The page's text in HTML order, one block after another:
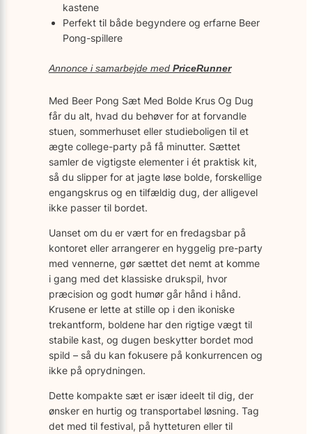
kastene
Perfekt til både begyndere og erfarne Beer
Pong-spillere
Annonce i samarbejde med PriceRunner
Med Beer Pong Sæt Med Bolde Krus Og Dug
får du alt, hvad du behøver for at forvandle
stuen, sommerhuset eller studieboligen til et
ægte college-party på få minutter. Sættet
samler de vigtigste elementer i ét praktisk kit,
så du slipper for at jagte løse bolde, forskellige
engangskrus og en tilfældig dug, der alligevel
ikke passer til bordet.
Uanset om du er vært for en fredagsbar på
kontoret eller arrangerer en hyggelig pre-party
med vennerne, gør sættet det nemt at komme
i gang med det klassiske drukspil, hvor
præcision og godt humør går hånd i hånd.
Krusene er lette at stille op i den ikoniske
trekantform, boldene har den rigtige vægt til
stabile kast, og dugen beskytter bordet mod
spild – så du kan fokusere på konkurrencen og
ikke på oprydningen.
Dette kompakte sæt er især ideelt til dig, der
ønsker en hurtig og transportabel løsning. Tag
det med til festival, på hytteturen eller til